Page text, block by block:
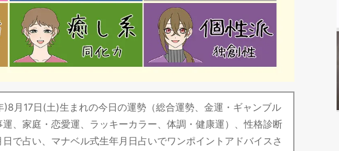
)8月17日(土)生まれの今日の運勢（総合運勢、金運・ギャンブル
、家庭・恋愛運、ラッキーカラー、体調・健康運）、性格診断
で占い、マナベル式生年月日占いでワンポイントアドバイスさ